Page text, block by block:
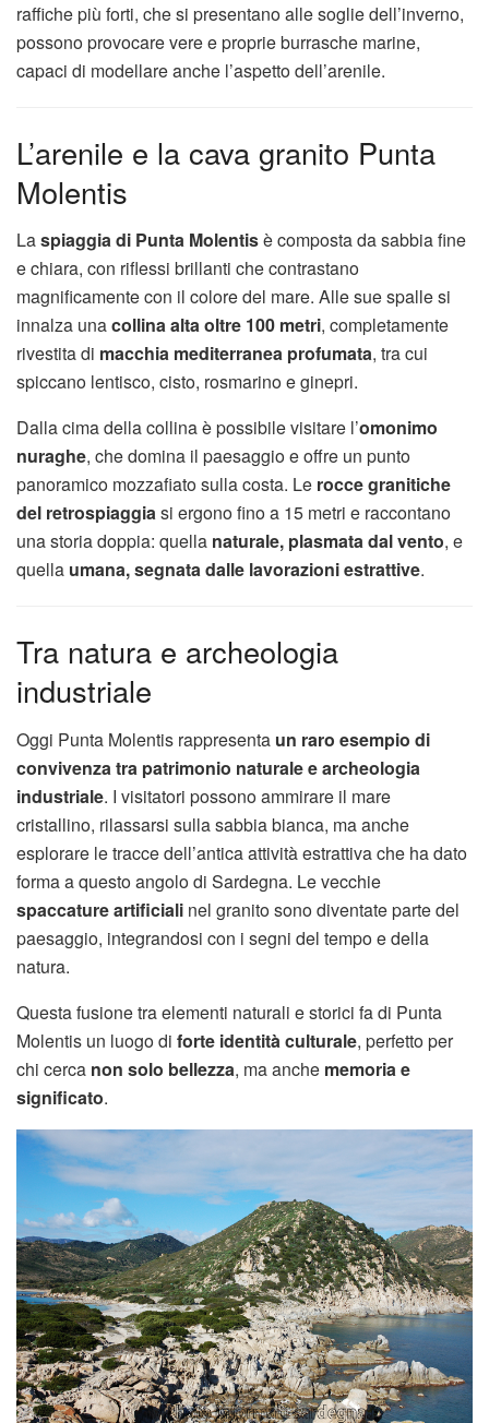
raffiche più forti, che si presentano alle soglie dell’inverno,
possono provocare vere e proprie burrasche marine,
capaci di modellare anche l’aspetto dell’arenile.
L’arenile e la cava granito Punta
Molentis
Laspiaggia di Punta Molentisè composta da sabbia fine
e chiara, con riflessi brillanti che contrastano
magnificamente con il colore del mare. Alle sue spalle si
innalza unacollina alta oltre 100 metri, completamente
rivestita di macchia mediterranea profumata, tra cui
spiccano lentisco, cisto, rosmarino e ginepri.
Dalla cima della collina è possibile visitare l’omonimo
nuraghe, che domina il paesaggio e offre un punto
panoramico mozzafiato sulla costa. Le rocce granitiche
del retrospiaggiasi ergono fino a 15 metri e raccontano
una storia doppia: quella naturale, plasmata dal vento, e
quella umana, segnata dalle lavorazioni estrattive.
Tra natura e archeologia
industriale
Oggi Punta Molentis rappresenta un raro esempio di
convivenza tra patrimonio naturale e archeologia
industriale. I visitatori possono ammirare il mare
cristallino, rilassarsi sulla sabbia bianca, ma anche
esplorare le tracce dell’antica attività estrattiva che ha dato
forma a questo angolo di Sardegna. Le vecchie
spaccature artificiali nel granito sono diventate parte del
paesaggio, integrandosi con i segni del tempo e della
natura.
Questa fusione tra elementi naturali e storici fa di Punta
Molentis un luogo di forte identità culturale, perfetto per
chi cerca non solo bellezza, ma anche memoria e
significato.